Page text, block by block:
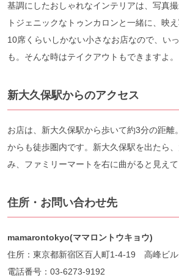
基調にしたおしゃれなインテリアは、写真
トジェニックなトゥンカロンと一緒に、
10席くらいしかない小さなお店なので、い
も。そんな時はテイクアウトもできますよ。
新大久保駅からのアクセス
お店は、新大久保駅から歩いて約3分の距離
からも徒歩圏内です。新大久保駅を出たら
み、ファミリーマートを右に曲がると見えて
住所・お問い合わせ先
mamarontokyo(ママロントウキョウ)
住所：東京都新宿区百人町1-4-19 高峰ビ
電話番号：03-6273-9192